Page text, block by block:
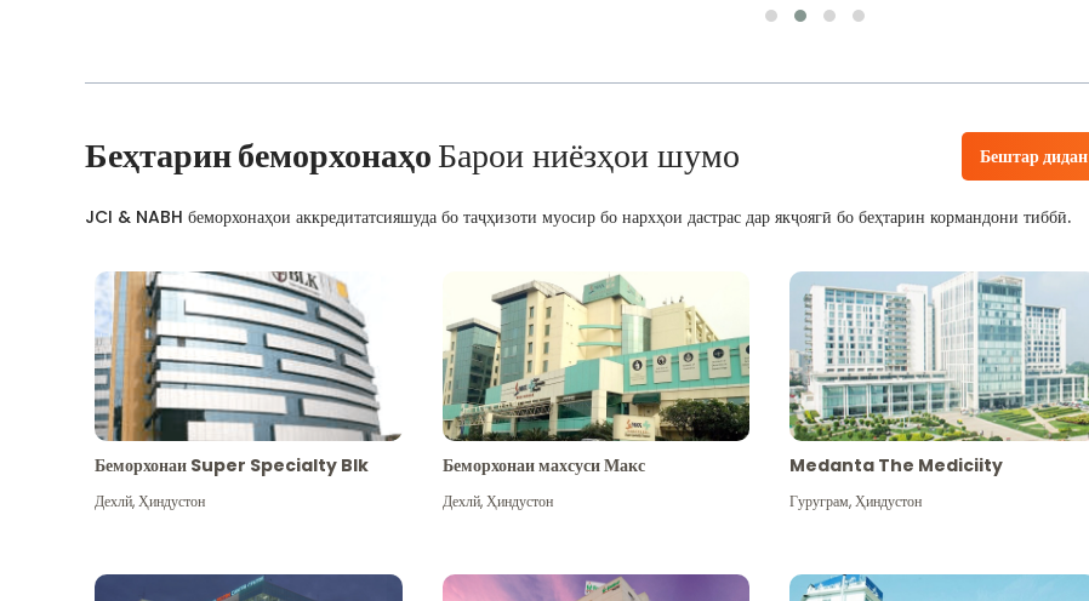
Беҳтарин беморхонаҳоБарои ниёзҳои шумо Бештар дидан
JCI & NABH беморхонаҳои аккредитатсияшуда бо таҷҳизоти муосир бо нархҳои дастрас дар якҷоягӣ бо беҳтарин кормандони тиббӣ.
Беморхонаи Super Specialty Blk
Дехлй,Ҳиндустон
Беморхонаи махсуси Макс
Дехлй,Ҳиндустон
Medanta The Mediciity
Гуруграм,Ҳиндустон